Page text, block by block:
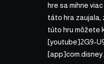
hre sa mihne
táto hra zaujala,
túto hru môžete
[youtube]2G9-